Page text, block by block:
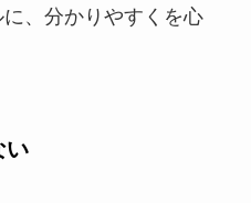
、分かりやすくを心
い